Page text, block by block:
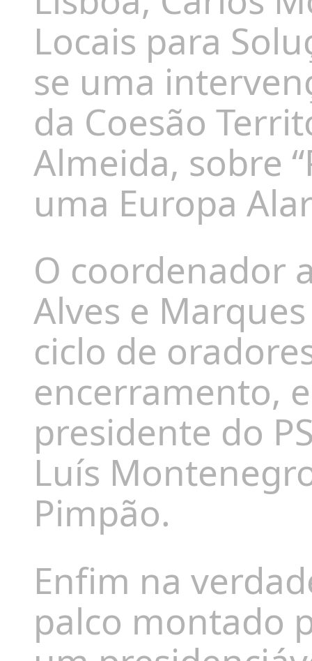
Locais para
se uma
da Coesão
Almeida, sobre
uma Europa
O coordenador
Alves e
ciclo de
encerramento,
presidente do
Luís
Pimpão.
Enfim na
palco montado